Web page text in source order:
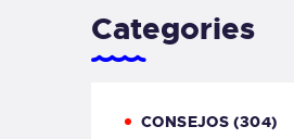
Categories
CONSEJOS (304)